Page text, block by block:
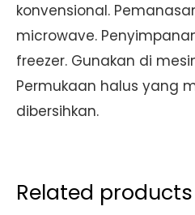
konvensional.
microwave.
freezer. Gunakan di
Permukaan halus yang
dibersihkan.
Related products